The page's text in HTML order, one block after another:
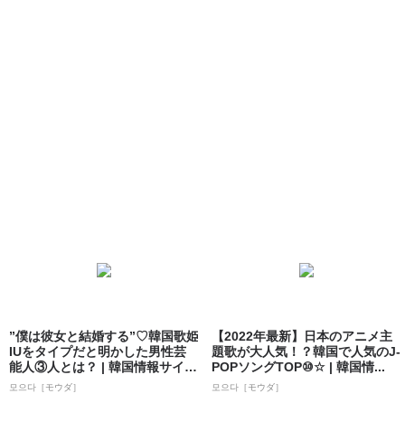
”僕は彼女と結婚する”♡韓国歌姫
IUをタイプだと明かした男性芸
能人③人とは？ | 韓国情報サイト
...
모으다［モウダ］
【2022年最新】日本のアニメ主
題歌が大人気！？韓国で人気のJ-
POPソングTOP⑩☆ | 韓国情...
모으다［モウダ］